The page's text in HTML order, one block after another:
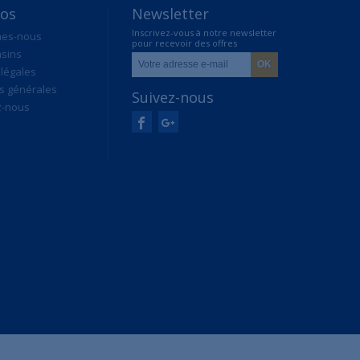
nous
générales
nous
Newsletter
Inscrivez-vous à notre newsletter
pour recevoir des offres
exclusives
Suivez-nous